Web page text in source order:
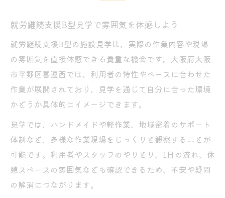
就労継続支援B型でできる多様な作業例
ハンドメイドやパソコン作業の魅力とは
就労継続支援B型体験で見える仕事の幅
平野区で自分に合うB型支援環境を見極める方
法
就労継続支援B型選びの比較ポイント
平野区のB型作業所それぞれの支援体制
就労継続支援B型の環境選びで重視すべき点
自分に合った就労継続支援B型の見つけ方
就労継続支援B型見学で雰囲気を体感しよう
就労継続支援B型の施設見学は、実際の作業内容や現場
の雰囲気を直接体感できる貴重な機会です。大阪府大阪
市平野区喜連西では、利用者の特性やペースに合わせた
作業が展開されており、見学を通じて自分に合った環境
かどうか具体的にイメージできます。
見学では、ハンドメイドや軽作業、地域密着のサポート
体制など、多様な作業現場をじっくりと観察することが
可能です。利用者やスタッフのやりとり、1日の流れ、休
憩スペースの雰囲気なども確認できるため、不安や疑問
の解消につながります。